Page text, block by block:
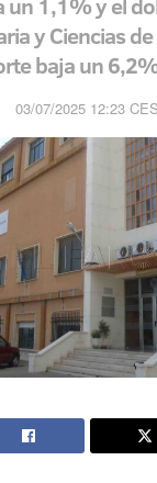
y Ciencias
baja un
03/07/2025 12:23